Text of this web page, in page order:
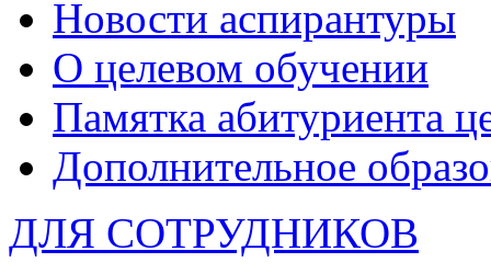
Новости аспирантуры
О целевом обучении
Памятка абитуриента
Дополнительное
ДЛЯ СОТРУДНИКОВ